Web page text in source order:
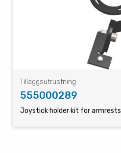
Tilläggsutrustning
555000289
Joystick holder kit for armrests